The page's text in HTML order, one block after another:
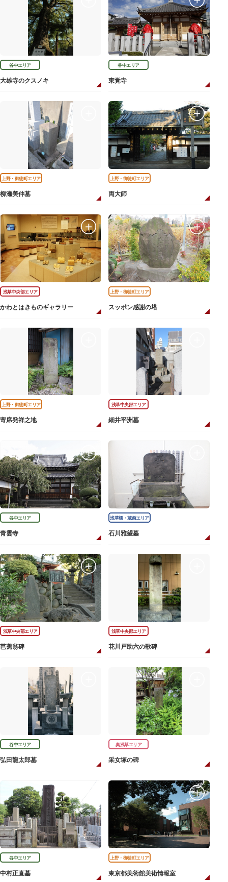
谷中エリア
大雄寺のクスノキ
谷中エリア
東覚寺
上野・御徒町エリア
柳瀬美仲墓
上野・御徒町エリア
両大師
浅草中央部エリア
かわとはきものギャラリー
上野・御徒町エリア
スッポン感謝の塔
上野・御徒町エリア
寄席発祥之地
浅草中央部エリア
細井平洲墓
谷中エリア
青雲寺
浅草橋・蔵前エリア
石川雅望墓
浅草中央部エリア
芭蕉翁碑
浅草中央部エリア
花川戸助六の歌碑
谷中エリア
弘田龍太郎墓
奥浅草エリア
采女塚の碑
谷中エリア
中村正直墓
上野・御徒町エリア
東京都美術館美術情報室